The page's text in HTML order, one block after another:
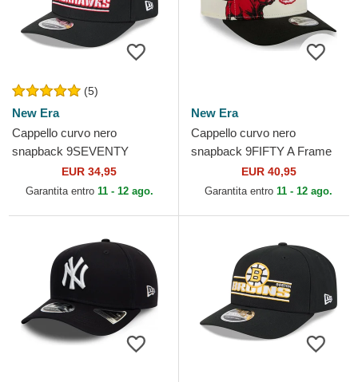
(5)
New Era
Cappello curvo nero
snapback 9SEVENTY
Stretch Snap Stated dei
Chicago Blackhawks NHL di
EUR 34,95
Garantita entro 11 - 12 ago.
New Era
Cappello curvo nero
snapback 9FIFTY A Frame
Precurved Hardwood
Classics dei Chicago Bulls
EUR 40,95
Garantita entro 11 - 12 ago.